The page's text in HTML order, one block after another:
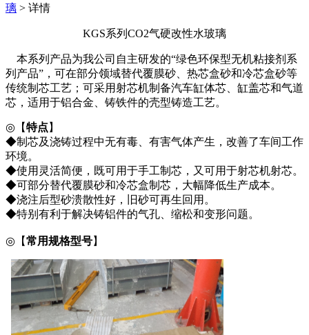
璃 > 详情
KGS系列CO2气硬改性水玻璃
本系列产品为我公司自主研发的“绿色环保型无机粘接剂系
列产品”，可在部分领域替代覆膜砂、热芯盒砂和冷芯盒砂等
传统制芯工艺；可采用射芯机制备汽车缸体芯、缸盖芯和气道
芯，适用于铝合金、铸铁件的壳型铸造工艺。
◎【特点 】
◆制芯及浇铸过程中无有毒、有害气体产生，改善了车间工作
环境。
◆使用灵活简便，既可用于手工制芯，又可用于射芯机射芯。
◆可部分替代覆膜砂和冷芯盒制芯，大幅降低生产成本。
◆浇注后型砂溃散性好，旧砂可再生回用。
◆特别有利于解决铸铝件的气孔、缩松和变形问题。
◎【常用规格型号】